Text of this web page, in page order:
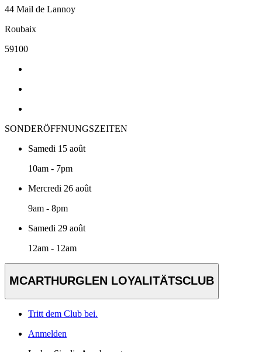
44 Mail de Lannoy
Roubaix
59100
SONDERÖFFNUNGSZEITEN
Samedi 15 août
10am - 7pm
Mercredi 26 août
9am - 8pm
Samedi 29 août
12am - 12am
MCARTHURGLEN LOYALITÄTSCLUB
Tritt dem Club bei.
Anmelden